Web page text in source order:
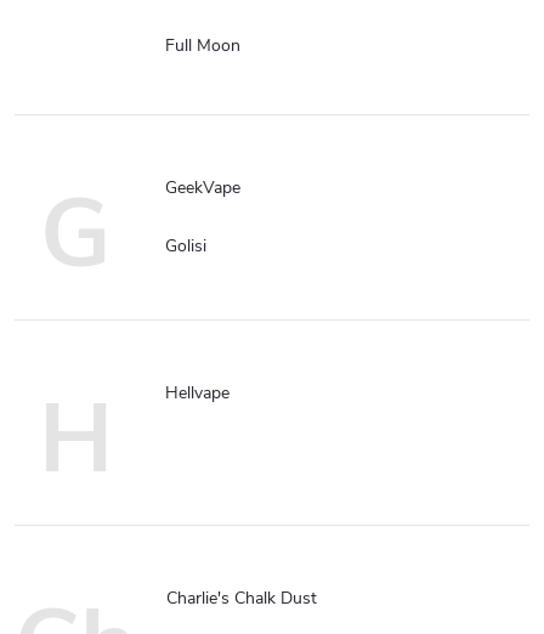
Full Moon
G GeekVape
Golisi
H Hellvape
Charlie's Chalk Dust